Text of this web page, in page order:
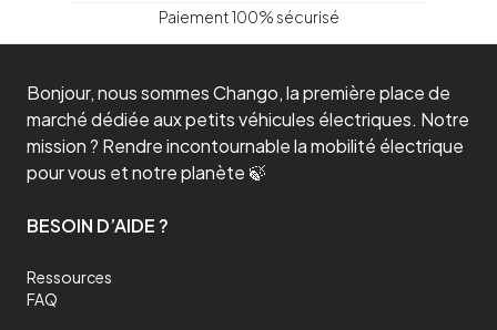
Paiement 100% sécurisé
Bonjour, nous sommes Chango, la première place de
marché dédiée aux petits véhicules électriques. Notre
mission ? Rendre incontournable la mobilité électrique
pour vous et notre planète 🍃
BESOIN D’AIDE ?
Ressources
FAQ